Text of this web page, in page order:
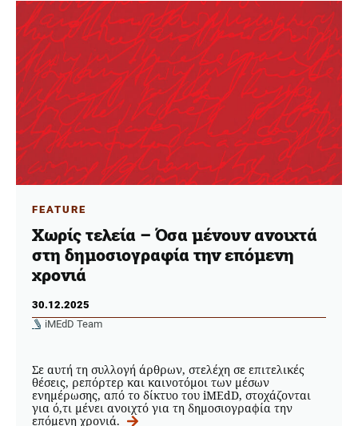
FEATURE
Χωρίς τελεία – Όσα μένουν ανοιχτά
στη δημοσιογραφία την επόμενη
χρονιά
30.12.2025
iMEdD Team
Σε αυτή τη συλλογή άρθρων, στελέχη σε επιτελικές
θέσεις, ρεπόρτερ και καινοτόμοι των μέσων
ενημέρωσης, από το δίκτυο του iMEdD, στοχάζονται
για ό,τι μένει ανοιχτό για τη δημοσιογραφία την
επόμενη χρονιά.